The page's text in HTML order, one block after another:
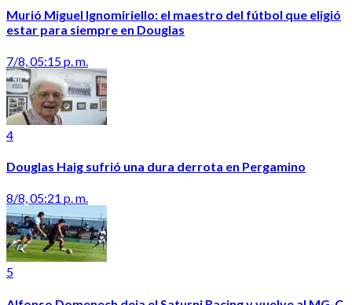
Murió Miguel Ignomiriello: el maestro del fútbol que eligió
estar para siempre en Douglas
7/8, 05:15 p. m.
4
Douglas Haig sufrió una dura derrota en Pergamino
8/8, 05:21 p. m.
5